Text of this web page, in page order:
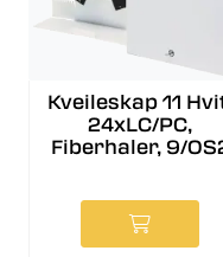
Kveileskap 11
24xLC/PC,
Fiberhaler, 9/